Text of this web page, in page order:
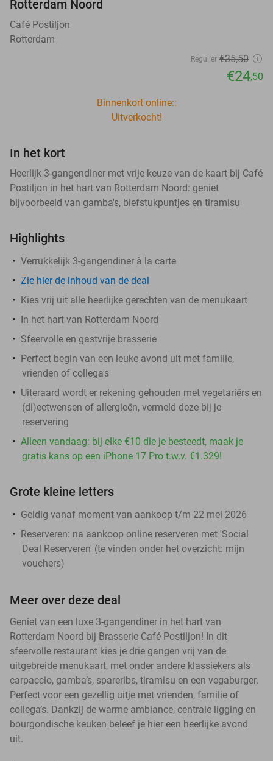
Rotterdam Noord
Café Postiljon
Rotterdam
Regulier €35,50
€24,50
Binnenkort online::
Uitverkocht!
In het kort
Heerlijk 3-gangendiner met vrije keuze van de kaart bij Café
Postiljon in het hart van Rotterdam Noord: geniet
bijvoorbeeld van gamba's, biefstukpuntjes en tiramisu
Highlights
Verrukkelijk 3-gangendiner à la carte
Zie hier de inhoud van de deal
Kies vrij uit alle heerlijke gerechten van de menukaart
In het hart van Rotterdam Noord
Sfeervolle en gastvrije brasserie
Perfect begin van een leuke avond uit met familie,
vrienden of collega's
Uiteraard wordt er rekening gehouden met vegetariërs en
(di)eetwensen of allergieën, vermeld deze bij je
reservering
Alleen vandaag: bij elke €10 die je besteedt, maak je
gratis kans op een iPhone 17 Pro t.w.v. €1.329!
Grote kleine letters
Geldig vanaf moment van aankoop t/m 22 mei 2026
Reserveren: na aankoop online reserveren met 'Social
Deal Reserveren' (te vinden onder het overzicht: mijn
vouchers)
Meer over deze deal
Geniet van een luxe 3-gangendiner in het hart van
Rotterdam Noord bij Brasserie Café Postiljon! In dit
sfeervolle restaurant kies je drie gangen vrij van de
uitgebreide menukaart, met onder andere klassiekers als
carpaccio, gamba’s, spareribs, tiramisu en een vegaburger.
Perfect voor een gezellig uitje met vrienden, familie of
collega’s. Dankzij de warme ambiance, centrale ligging en
bourgondische keuken beleef je hier een heerlijke avond
uit.